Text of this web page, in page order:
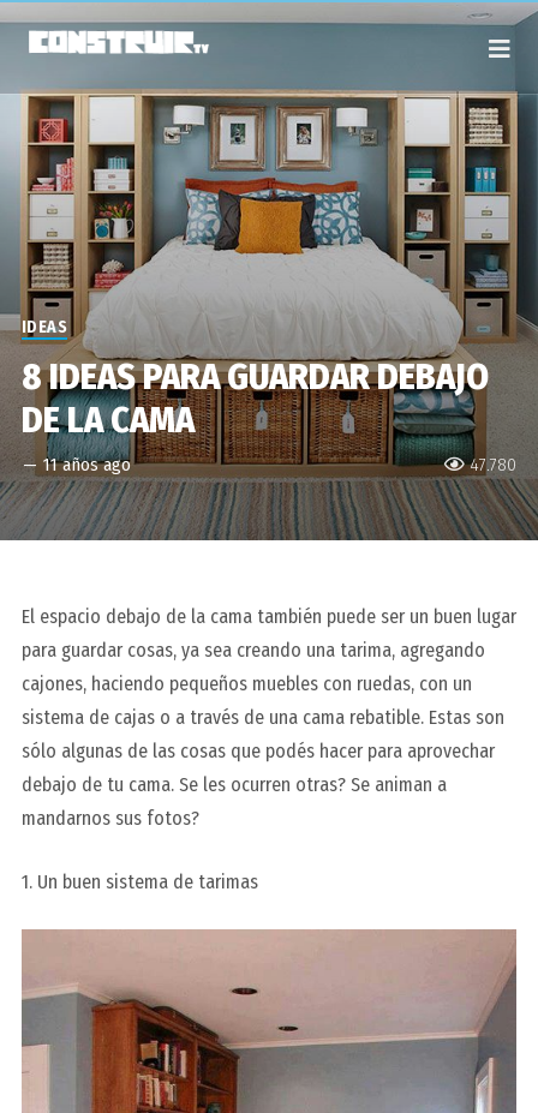
47.780
IDEAS
8 IDEAS PARA GUARDAR DEBAJO
DE LA CAMA
— 11 años ago
El espacio debajo de la cama también puede ser un buen lugar
para guardar cosas, ya sea creando una tarima, agregando
cajones, haciendo pequeños muebles con ruedas, con un
sistema de cajas o a través de una cama rebatible. Estas son
sólo algunas de las cosas que podés hacer para aprovechar
debajo de tu cama. Se les ocurren otras? Se animan a
mandarnos sus fotos?
1. Un buen sistema de tarimas